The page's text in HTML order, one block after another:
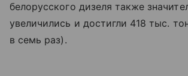
белорусского дизеля также
увеличились и достигли 418 тыс.
в семь раз).